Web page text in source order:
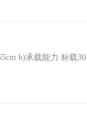
b)承载能力:标载